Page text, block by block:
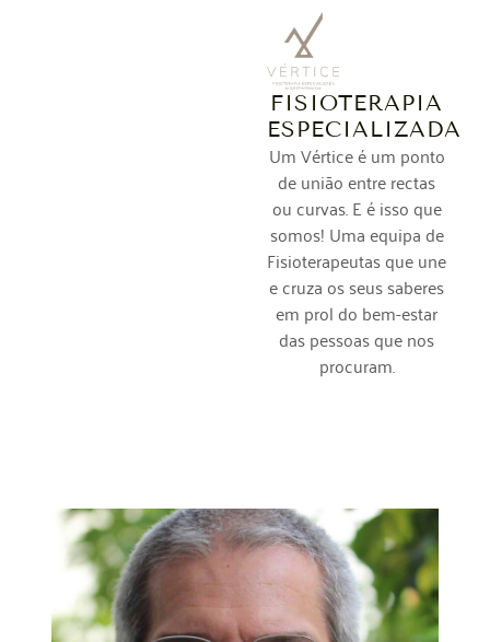
FISIOTERAPIA
ESPECIALIZADA
Um Vértice é um ponto
de união entre rectas
ou curvas. E é isso que
somos! Uma equipa de
Fisioterapeutas que une
e cruza os seus saberes
em prol do bem-estar
das pessoas que nos
procuram.